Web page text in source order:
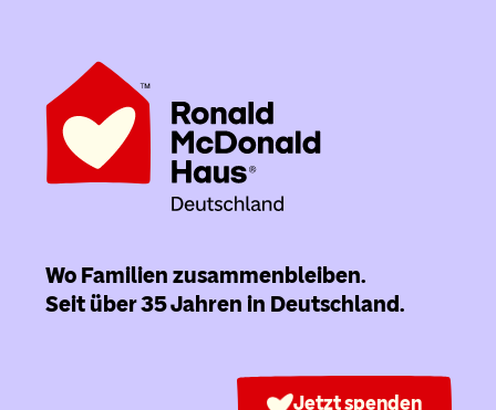
Wo Familien zusammenbleiben.
Seit über 35 Jahren in Deutschland.
Jetzt spenden